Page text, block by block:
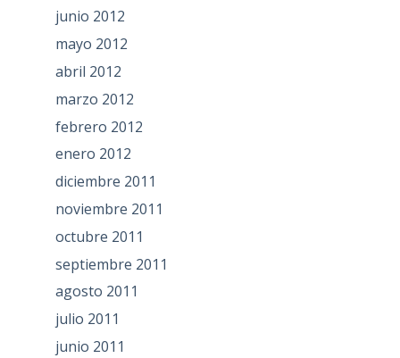
junio 2012
mayo 2012
abril 2012
marzo 2012
febrero 2012
enero 2012
diciembre 2011
noviembre 2011
octubre 2011
septiembre 2011
agosto 2011
julio 2011
junio 2011